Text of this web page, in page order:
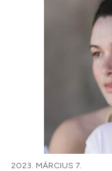
2023. MÁRCIUS 7.